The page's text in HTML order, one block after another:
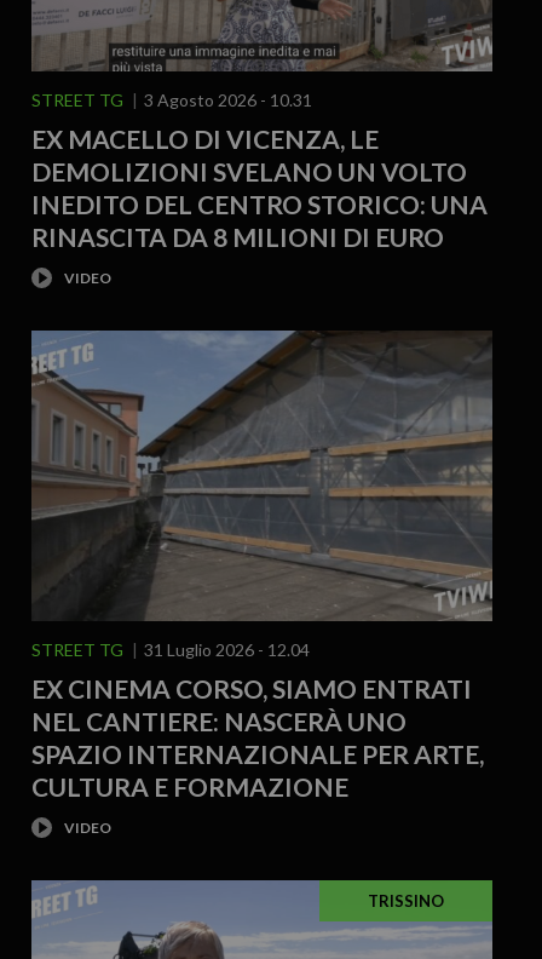
STREET TG 3 Agosto 2026 - 10.31
EX MACELLO DI VICENZA, LE
DEMOLIZIONI SVELANO UN VOLTO
INEDITO DEL CENTRO STORICO: UNA
RINASCITA DA 8 MILIONI DI EURO
STREET TG 31 Luglio 2026 - 12.04
EX CINEMA CORSO, SIAMO ENTRATI
NEL CANTIERE: NASCERÀ UNO
SPAZIO INTERNAZIONALE PER ARTE,
CULTURA E FORMAZIONE
TRISSINO